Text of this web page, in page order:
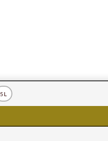
5 L